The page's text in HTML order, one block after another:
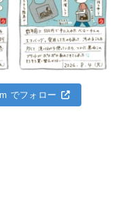
でフォロー